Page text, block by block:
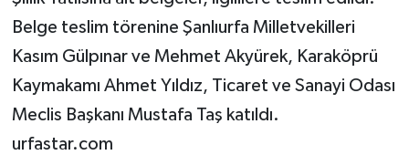
Belge teslim törenine Şanlıurfa Milletvekilleri
Kasım Gülpınar ve Mehmet Akyürek, Karaköprü
Kaymakamı Ahmet Yıldız, Ticaret ve Sanayi Odası
Meclis Başkanı Mustafa Taş katıldı.
urfastar.com